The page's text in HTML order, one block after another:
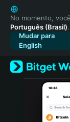
English
日本語
Tiếng Việt
Русский
Español
Türkçe
Italiano
No momento,
Português (Brasil)
Mudar para
English